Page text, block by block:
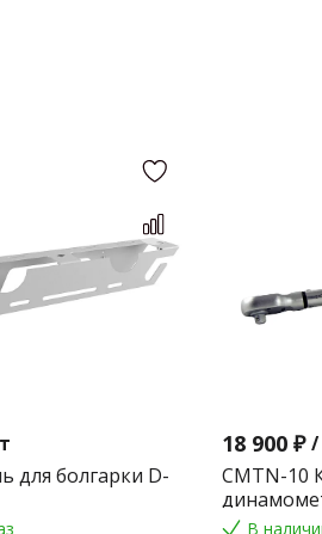
для болгарки D-
18 900 ₽ /
CMTN-10
В